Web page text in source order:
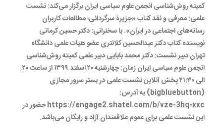
کمیته روش‌شناسی انجمن علوم سیاسی ایران برگزار می‌کند: نشست
علمی: معرفی و نقد کتاب «جزیرۀ سرگردانی؛ مطالعات کاربران
رسا‌نه‌های اجتماعی در ایران». با سخنرانی: دکتر حسین کرمانی
نویسنده کتاب دکتر عبدالحسین کلانتری عضو هیات علمی دانشگاه
تهران دبیر نشست: دکتر محمد بابایی دبیر علمی کمیته روش‌شناسی
انجمن علوم سیاسی ایران زمان: چهارشنبه ۲۰ اسفند ۱۳۹۹ از ساعت ۲۰
الی ۲۱:۳۰ پخش آنلاین نشست علمی در بستر سرور مجازی
(bigbluebutton) به آدرس:
https://engage2.shatel.com/b/vze-3hq-xxc حضور در
این نشست علمی برای عموم علاقمندان آزاد و رایگان می‌باشد.